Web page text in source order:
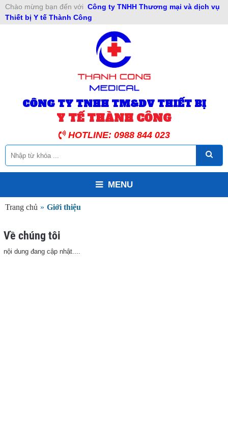
Chào mừng bạn đến với Công ty TNHH Thương mại và dịch vụ
Thiết bị Y tế Thành Công
CÔNG TY TNHH TM&DV THIẾT BỊ
Y TẾ THÀNH CÔNG
HOTLINE: 0988 844 023
MENU
Trang chủ » Giới thiệu
Về chúng tôi
nội dung đang cập nhật....